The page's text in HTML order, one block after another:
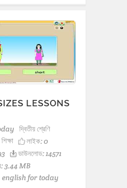
LESSONS
দ্বিতীয় শ্রেণি
লাইক:0
ডাউনলোড: 14571
3.44 MB
english for today